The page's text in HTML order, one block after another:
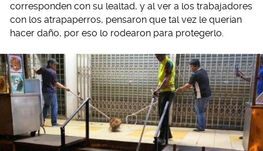
corresponden con su lealtad, y al ver a los trabajadores
con los atrapaperros, pensaron que tal vez le querían
hacer daño, por eso lo rodearon para protegerlo.